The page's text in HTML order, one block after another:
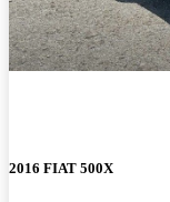
2016 FIAT 500X